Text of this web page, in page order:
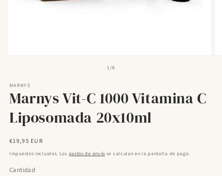
en
una
ventana
modal
1/de
8
MARNYS
Marnys Vit-C 1000 Vitamina C
Liposomada 20x10ml
Precio
habitual
€19,95 EUR
Impuestos incluidos. Los gastos de envío se calculan en la pantalla de pago.
Cantidad